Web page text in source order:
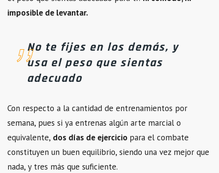
imposible de levantar.
No te fijes en los demás, y
usa el peso que sientas
adecuado
Con respecto a la cantidad de entrenamientos por
semana, pues si ya entrenas algún arte marcial o
equivalente, dos días de ejercicio para el combate
constituyen un buen equilibrio, siendo una vez mejor que
nada, y tres más que suficiente.